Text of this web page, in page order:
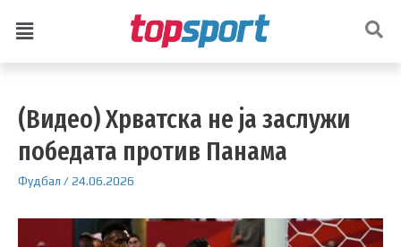
(Видео) Хрватска не ја заслужи
победата против Панама
Фудбал /24.06.2026